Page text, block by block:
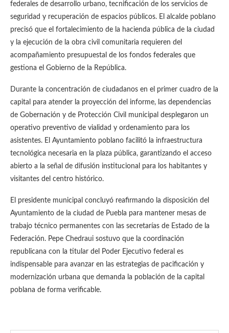
federales de desarrollo urbano, tecnificación de los servicios de
seguridad y recuperación de espacios públicos. El alcalde poblano
precisó que el fortalecimiento de la hacienda pública de la ciudad
y la ejecución de la obra civil comunitaria requieren del
acompañamiento presupuestal de los fondos federales que
gestiona el Gobierno de la República.
Durante la concentración de ciudadanos en el primer cuadro de la
capital para atender la proyección del informe, las dependencias
de Gobernación y de Protección Civil municipal desplegaron un
operativo preventivo de vialidad y ordenamiento para los
asistentes. El Ayuntamiento poblano facilitó la infraestructura
tecnológica necesaria en la plaza pública, garantizando el acceso
abierto a la señal de difusión institucional para los habitantes y
visitantes del centro histórico.
El presidente municipal concluyó reafirmando la disposición del
Ayuntamiento de la ciudad de Puebla para mantener mesas de
trabajo técnico permanentes con las secretarías de Estado de la
Federación. Pepe Chedraui sostuvo que la coordinación
republicana con la titular del Poder Ejecutivo federal es
indispensable para avanzar en las estrategias de pacificación y
modernización urbana que demanda la población de la capital
poblana de forma verificable.